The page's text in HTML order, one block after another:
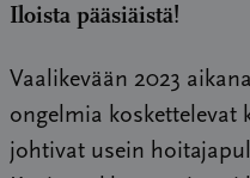
Iloista pääsiäistä!
Vaalikevään 2023
ongelmia koskettelevat
johtivat usein